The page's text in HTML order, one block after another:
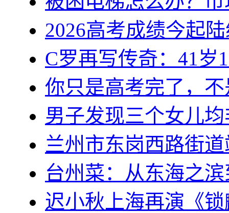
2026高考成绩今起
C罗再写传奇：41岁
你只是高考完了，
男子发现三个女儿
兰州市东岗西路街
台州菜：从东海之
迟小秋上海再演《